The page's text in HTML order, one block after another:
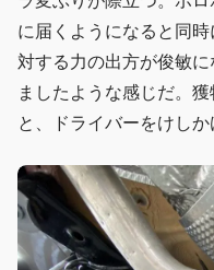
に届くようになると同
対する力の出方が俊敏
ましたような感じだ。
と、ドライバーをけしか